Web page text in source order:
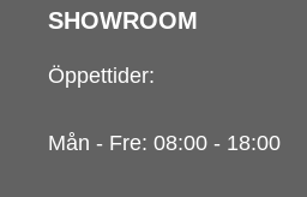
SHOWROOM
Öppettider:
Mån - Fre: 08:00 - 18:00